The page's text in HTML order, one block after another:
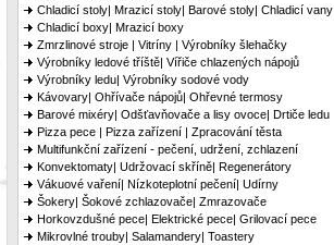
Chladicí stoly| Mrazicí stoly| Barové stoly| Chladicí vany
Chladicí boxy| Mrazicí boxy
Zmrzlinové stroje | Vitríny | Výrobníky šlehačky
Výrobníky ledové tříště| Vířiče chlazených nápojů
Výrobníky ledu| Výrobníky sodové vody
Kávovary| Ohřívače nápojů| Ohřevné termosy
Barové mixéry| Odšťavňovače a lisy ovoce| Drtiče ledu
Pizza pece | Pizza zařízení | Zpracování těsta
Multifunkční zařízení - pečení, udržení, zchlazení
Konvektomaty| Udržovací skříně| Regenerátory
Vákuové vaření| Nízkoteplotní pečení| Udírny
Šokery| Šokové zchlazovače| Zmrazovače
Horkovzdušné pece| Elektrické pece| Grilovací pece
Mikrovlné trouby| Salamandery| Toastery